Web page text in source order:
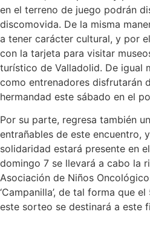
en el terreno de juego podrán
discomovida. De la misma
a tener carácter cultural, y por
con la tarjeta para visitar
turístico de Valladolid. De igual
como entrenadores disfrutarán
hermandad este sábado en el
Por su parte, regresa también
entrañables de este encuentro,
solidaridad estará presente en
domingo 7 se llevará a cabo la
Asociación de Niños
‘Campanilla’, de tal forma que
este sorteo se destinará a este